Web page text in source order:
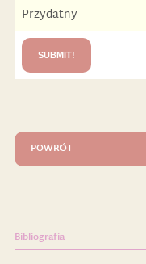
Przydatny
POWRÓT
Bibliografia